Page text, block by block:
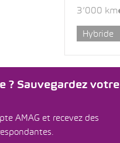
? Sauvegardez votre
AMAG et recevez des
3’000 km
Hybride